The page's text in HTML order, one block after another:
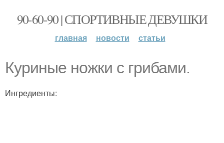
90-60-90 | СПОРТИВНЫЕ ДЕВУШКИ
главная новости статьи
Куриные ножки с грибами.
Ингредиенты: